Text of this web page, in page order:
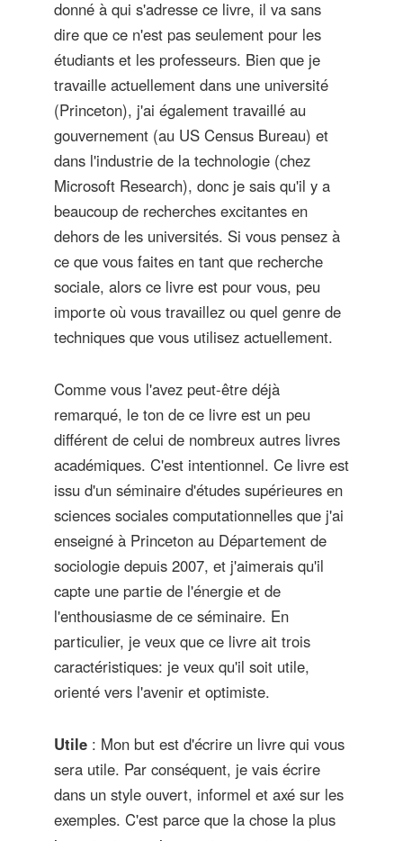
donné à qui s'adresse ce livre, il va sans
dire que ce n'est pas seulement pour les
étudiants et les professeurs. Bien que je
travaille actuellement dans une université
(Princeton), j'ai également travaillé au
gouvernement (au US Census Bureau) et
dans l'industrie de la technologie (chez
Microsoft Research), donc je sais qu'il y a
beaucoup de recherches excitantes en
dehors de les universités. Si vous pensez à
ce que vous faites en tant que recherche
sociale, alors ce livre est pour vous, peu
importe où vous travaillez ou quel genre de
techniques que vous utilisez actuellement.
Comme vous l'avez peut-être déjà
remarqué, le ton de ce livre est un peu
différent de celui de nombreux autres livres
académiques. C'est intentionnel. Ce livre est
issu d'un séminaire d'études supérieures en
sciences sociales computationnelles que j'ai
enseigné à Princeton au Département de
sociologie depuis 2007, et j'aimerais qu'il
capte une partie de l'énergie et de
l'enthousiasme de ce séminaire. En
particulier, je veux que ce livre ait trois
caractéristiques: je veux qu'il soit utile,
orienté vers l'avenir et optimiste.
Utile : Mon but est d'écrire un livre qui vous
sera utile. Par conséquent, je vais écrire
dans un style ouvert, informel et axé sur les
exemples. C'est parce que la chose la plus